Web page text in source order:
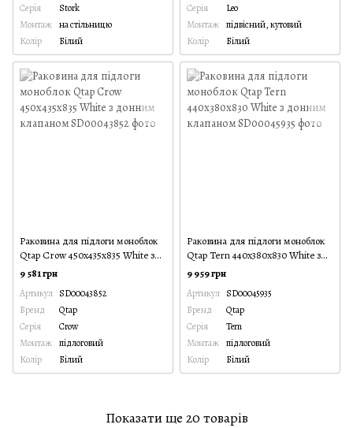
Серія
Stork
Монтаж на стільницю
Колір
Білий
Серія
Leo
Монтаж підвісний, кутовий
Колір
Білий
Раковина для підлоги моноблок
Qtap Crow 450x435x835 White з
донним клапаном
9 581 грн
Артикул SD00043852
Бренд
Qtap
Серія
Crow
Монтаж підлоговий
Колір
Білий
Раковина для підлоги моноблок
Qtap Tern 440х380х830 White з
донним клапаном
9 959 грн
Артикул SD00045935
Бренд
Qtap
Серія
Tern
Монтаж підлоговий
Колір
Білий
Показати ще 20 товарів